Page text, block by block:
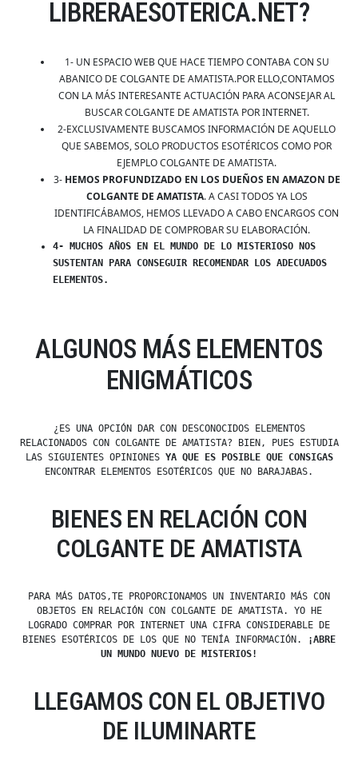
LIBRERAESOTERICA.NET?
1- UN ESPACIO WEB QUE HACE TIEMPO CONTABA CON SU
ABANICO DE COLGANTE DE AMATISTA.POR ELLO,CONTAMOS
CON LA MÁS INTERESANTE ACTUACIÓN PARA ACONSEJAR AL
BUSCAR COLGANTE DE AMATISTA POR INTERNET.
2-EXCLUSIVAMENTE BUSCAMOS INFORMACIÓN DE AQUELLO
QUE SABEMOS, SOLO PRODUCTOS ESOTÉRICOS COMO POR
EJEMPLO COLGANTE DE AMATISTA.
3- HEMOS PROFUNDIZADO EN LOS DUEÑOS EN AMAZON DE
COLGANTE DE AMATISTA. A CASI TODOS YA LOS
IDENTIFICÁBAMOS, HEMOS LLEVADO A CABO ENCARGOS CON
LA FINALIDAD DE COMPROBAR SU ELABORACIÓN.
4- MUCHOS AÑOS EN EL MUNDO DE LO MISTERIOSO NOS
SUSTENTAN PARA CONSEGUIR RECOMENDAR LOS ADECUADOS
ELEMENTOS.
ALGUNOS MÁS ELEMENTOS
ENIGMÁTICOS
¿ES UNA OPCIÓN DAR CON DESCONOCIDOS ELEMENTOS
RELACIONADOS CON COLGANTE DE AMATISTA? BIEN, PUES ESTUDIA
LAS SIGUIENTES OPINIONES YA QUE ES POSIBLE QUE CONSIGAS
ENCONTRAR ELEMENTOS ESOTÉRICOS QUE NO BARAJABAS.
BIENES EN RELACIÓN CON
COLGANTE DE AMATISTA
PARA MÁS DATOS,TE PROPORCIONAMOS UN INVENTARIO MÁS CON
OBJETOS EN RELACIÓN CON COLGANTE DE AMATISTA. YO HE
LOGRADO COMPRAR POR INTERNET UNA CIFRA CONSIDERABLE DE
BIENES ESOTÉRICOS DE LOS QUE NO TENÍA INFORMACIÓN.
¡ABRE
UN MUNDO NUEVO DE MISTERIOS!
LLEGAMOS CON EL OBJETIVO
DE ILUMINARTE